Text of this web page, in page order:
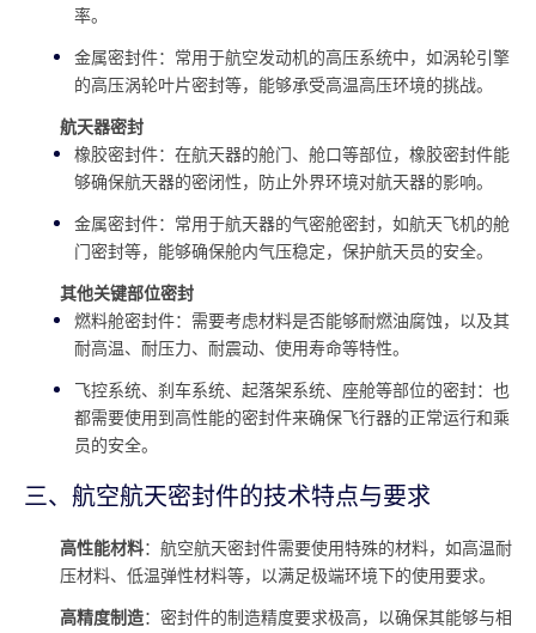
率。
金属密封件：常用于航空发动机的高压系统中，如涡轮引擎
的高压涡轮叶片密封等，能够承受高温高压环境的挑战。
航天器密封
橡胶密封件：在航天器的舱门、舱口等部位，橡胶密封件能
够确保航天器的密闭性，防止外界环境对航天器的影响。
金属密封件：常用于航天器的气密舱密封，如航天飞机的舱
门密封等，能够确保舱内气压稳定，保护航天员的安全。
其他关键部位密封
燃料舱密封件：需要考虑材料是否能够耐燃油腐蚀，以及其
耐高温、耐压力、耐震动、使用寿命等特性。
飞控系统、刹车系统、起落架系统、座舱等部位的密封：也
都需要使用到高性能的密封件来确保飞行器的正常运行和乘
员的安全。
三、航空航天密封件的技术特点与要求
高性能材料：航空航天密封件需要使用特殊的材料，如高温耐
压材料、低温弹性材料等，以满足极端环境下的使用要求。
高精度制造：密封件的制造精度要求极高，以确保其能够与相